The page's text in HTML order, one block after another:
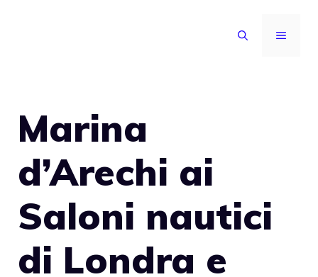
MENU
Marina
d’Arechi ai
Saloni nautici
di Londra e